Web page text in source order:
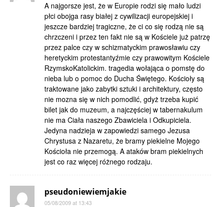
A najgorsze jest, że w Europie rodzi się mało ludzi
płci obojga rasy białej z cywilizacji europejskiej i
jeszcze bardziej tragiczne, że ci co się rodzą nie są
chrzczeni i przez ten fakt nie są w Kościele już patrzę
przez palce czy w schizmatyckim prawosławiu czy
heretyckim protestantyźmie czy prawowitym Kościele
RzymskoKatolickim. tragedia wołająca o pomstę do
nieba lub o pomoc do Ducha Świętego. Kościoły są
traktowane jako zabytki sztuki i architektury, często
nie mozna się w nich pomodlić, gdyż trzeba kupić
bilet jak do muzeum, a najczęściej w tabernakulum
nie ma Ciała naszego Zbawiciela i Odkupiciela.
Jedyna nadzieja w zapowiedzi samego Jezusa
Chrystusa z Nazaretu, że bramy piekielne Mojego
Kościoła nie przemogą. A ataków bram piekielnych
jest co raz więcej różnego rodzaju.
pseudoniewiemjakie
05/08/2009 at 13:43